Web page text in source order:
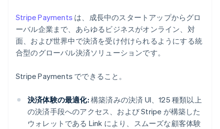
Stripe Payments は、成長中のスタートアップからグロ
ーバル企業まで、あらゆるビジネスがオンライン、対
面、および世界中で決済を受け付けられるようにする統
合型のグローバル決済ソリューションです。
Stripe Payments でできること。
決済体験の最適化: 構築済みの決済 UI、125 種類以上
の決済手段へのアクセス、および Stripe が構築した
ウォレットである Link により、スムーズな顧客体験